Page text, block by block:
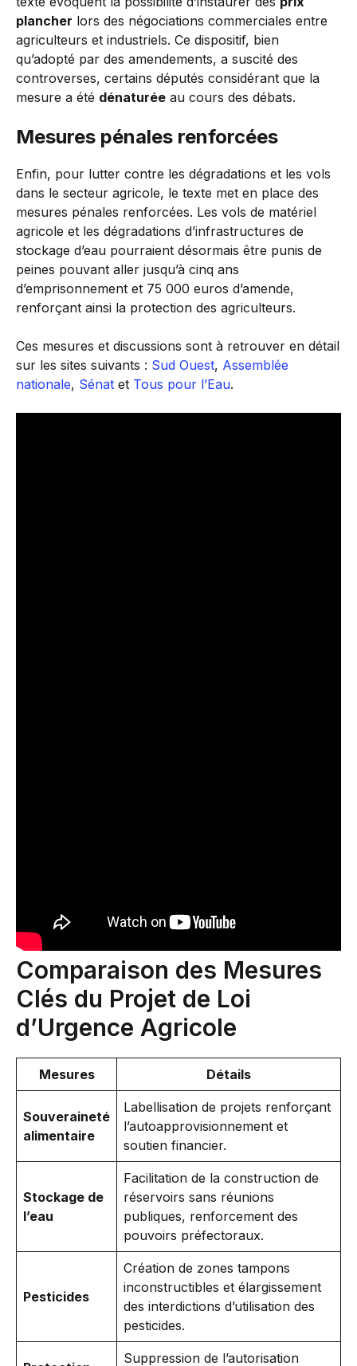
plancher lors des négociations commerciales entre
agriculteurs et industriels. Ce dispositif, bien
qu’adopté par des amendements, a suscité des
controverses, certains députés considérant que la
mesure a été dénaturée au cours des débats.
Mesures pénales renforcées
Enfin, pour lutter contre les dégradations et les vols
dans le secteur agricole, le texte met en place des
mesures pénales renforcées. Les vols de matériel
agricole et les dégradations d’infrastructures de
stockage d’eau pourraient désormais être punis de
peines pouvant aller jusqu’à cinq ans
d’emprisonnement et 75 000 euros d’amende,
renforçant ainsi la protection des agriculteurs.
Ces mesures et discussions sont à retrouver en détail
sur les sites suivants : Sud Ouest, Assemblée
nationale, Sénat et Tous pour l’Eau.
Comparaison des Mesures
Clés du Projet de Loi
d’Urgence Agricole
Mesures Détails
Souveraineté
alimentaire
Labellisation de projets renforçant
l’autoapprovisionnement et
soutien financier.
Stockage de
l’eau
Facilitation de la construction de
réservoirs sans réunions
publiques, renforcement des
pouvoirs préfectoraux.
Pesticides
Création de zones tampons
inconstructibles et élargissement
des interdictions d’utilisation des
pesticides.
Suppression de l’autorisation